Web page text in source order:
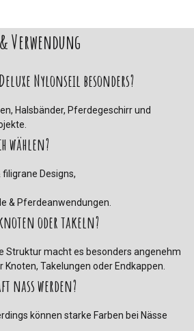
Verwendung
Nylonseil besonders?
Halsbänder, Pferdegeschirr und
wählen?
Designs,
& Pferdeanwendungen.
oder takeln?
Struktur macht es besonders angenehm
Takelungen oder Endkappen.
nass werden?
können starke Farben bei Nässe